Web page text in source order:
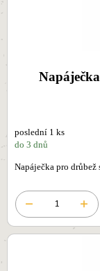
poslední 1 ks
do 3 dnů
Napáječka pro